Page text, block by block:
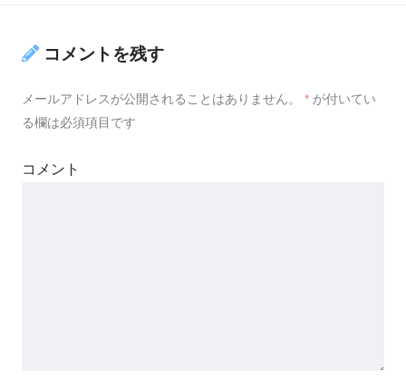
コメントを残す
メールアドレスが公開されることはありません。 * が付いてい
る欄は必須項目です
コメント